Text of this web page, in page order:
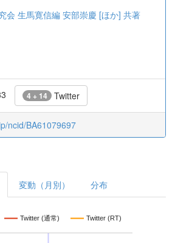
会 生馬寛信編 安部崇慶 [ほか] 共著
4 + 14 Twitter
ncid/BA61079697
変動（月別） 分布
Twitter (通常) Twitter (RT)